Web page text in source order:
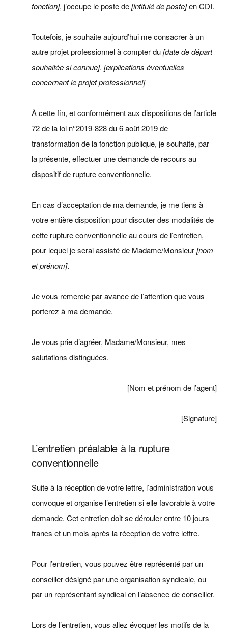
fonction], j’occupe le poste de[intitulé de poste]en CDI.
Toutefois, je souhaite aujourd’hui me consacrer à un
autre projet professionnel à compter du[date de départ
souhaitée si connue].[explications éventuelles
concernant le projet professionnel]
À cette fin, et conformément aux dispositions de l’article
72 de la loi n°2019-828 du 6 août 2019 de
transformation de la fonction publique, je souhaite, par
la présente, effectuer une demande de recours au
dispositif de rupture conventionnelle.
En cas d’acceptation de ma demande, je me tiens à
votre entière disposition pour discuter des modalités de
cette rupture conventionnelle au cours de l’entretien,
pour lequel je serai assisté de Madame/Monsieur[nom
et prénom].
Je vous remercie par avance de l’attention que vous
porterez à ma demande.
Je vous prie d’agréer, Madame/Monsieur, mes
salutations distinguées.
[Nom et prénom de l’agent]
[Signature]
L’entretien préalable à la rupture
conventionnelle
Suite à la réception de votre lettre, l’administration vous
convoque et organise l’entretien si elle favorable à votre
demande. Cet entretien doit se dérouler entre 10 jours
francs et un mois après la réception de votre lettre.
Pour l’entretien, vous pouvez être représenté par un
conseiller désigné par une organisation syndicale, ou
par un représentant syndical en l’absence de conseiller.
Lors de l’entretien, vous allez évoquer les motifs de la